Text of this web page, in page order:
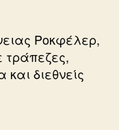
Ροκφέλερ,
τράπεζες,
διεθνείς